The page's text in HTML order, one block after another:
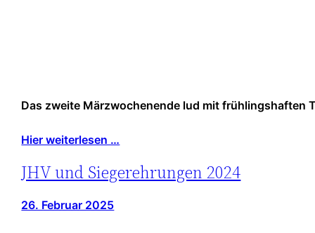
Das zweite Märzwochenende lud mit frühlingshaften
Hier weiterlesen …
JHV und Siegerehrungen 2024
26. Februar 2025